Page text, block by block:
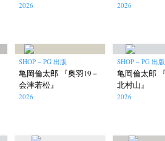
2026 2026
SHOP – PG 出版
亀岡倫太郎 『奥羽19－
会津若松』
2026
SHOP – PG 出版
亀岡倫太郎
北村山』
2026